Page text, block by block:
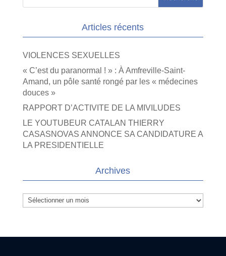
Articles récents
VIOLENCES SEXUELLES
« C’est du paranormal ! » : À Amfreville-Saint-
Amand, un pôle santé rongé par les « médecines
douces »
RAPPORT D’ACTIVITE DE LA MIVILUDES
LE YOUTUBEUR CATALAN THIERRY
CASASNOVAS ANNONCE SA CANDIDATURE A
LA PRESIDENTIELLE
Archives
Archives